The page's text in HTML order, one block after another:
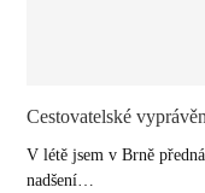
Cestovatelské
V létě jsem v Brně
nadšení…